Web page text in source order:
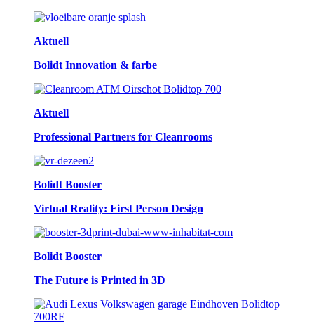
Aktuell
Bolidt Innovation & farbe
Aktuell
Professional Partners for Cleanrooms
Bolidt Booster
Virtual Reality: First Person Design
Bolidt Booster
The Future is Printed in 3D